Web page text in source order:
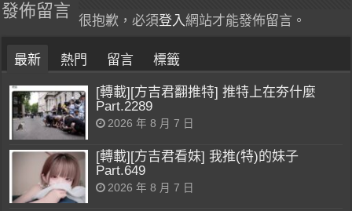
發佈留言
很抱歉，必須登入網站才能發佈留言。
最新 熱門 留言 標籤
[轉載][方吉君翻推特] 推特上在夯什麼
Part.2289
2026 年 8 月 7 日
[轉載][方吉君看妹] 我推(特)的妹子
Part.649
2026 年 8 月 7 日